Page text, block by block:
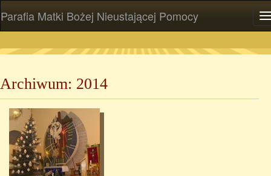
Parafia Matki Bożej Nieustającej Pomocy
Archiwum: 2014